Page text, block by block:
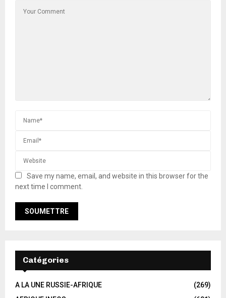
Save my name, email, and website in this browser for the
next time I comment.
Catégories
A LA UNE RUSSIE-AFRIQUE
(269)